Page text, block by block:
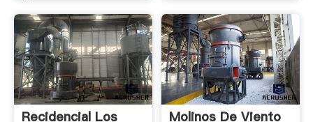
Recidencial Los
Molinos De Viento